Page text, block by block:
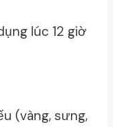
lúc 12 giờ
(vàng, sưng,